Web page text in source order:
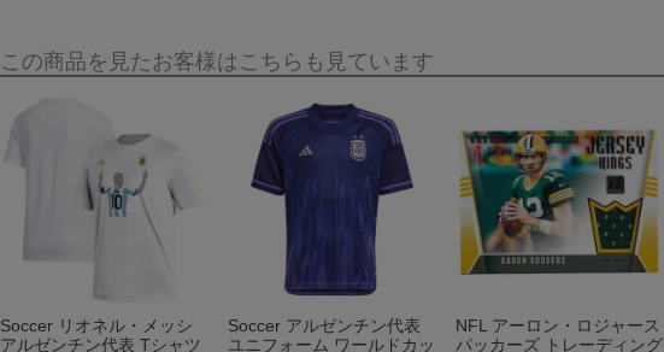
この商品を見たお客様はこちらも見ています
Soccer リオネル・メッシ
アルゼンチン代表 Tシャツ
Soccer アルゼンチン代表
ユニフォーム ワールドカッ
NFL アーロン・ロジャース
パッカーズ トレーディング